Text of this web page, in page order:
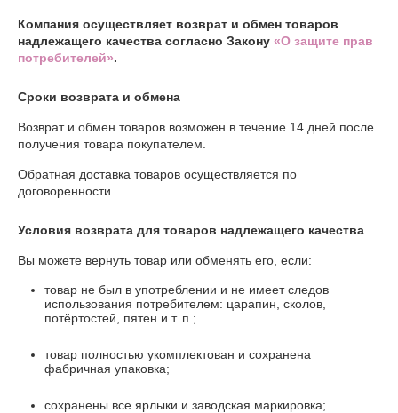
Компания осуществляет возврат и обмен товаров
надлежащего качества согласно Закону «О защите прав
потребителей».
Сроки возврата и обмена
Возврат и обмен товаров возможен в течение 14 дней после
получения товара покупателем.
Обратная доставка товаров осуществляется по
договоренности
Условия возврата для товаров надлежащего качества
Вы можете вернуть товар или обменять его, если:
товар не был в употреблении и не имеет следов
использования потребителем: царапин, сколов,
потёртостей, пятен и т. п.;
товар полностью укомплектован и сохранена
фабричная упаковка;
сохранены все ярлыки и заводская маркировка;